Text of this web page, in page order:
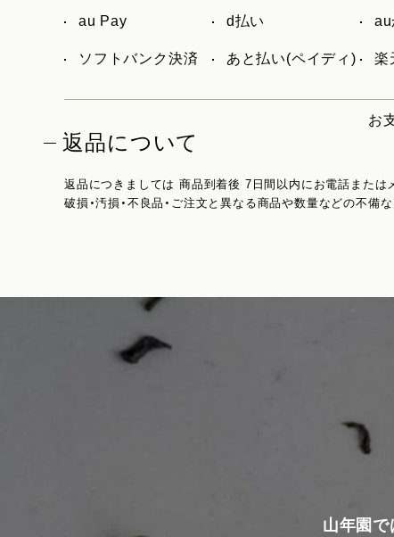
au Pay d払い au
ソフトバンク決済 あと払い(ペイディ) 楽
お
返品について
返品につきましては 商品到着後 7日間以内にお電話または
破損・汚損・不良品・ご注文と異なる商品や数量などの不備
山年園で